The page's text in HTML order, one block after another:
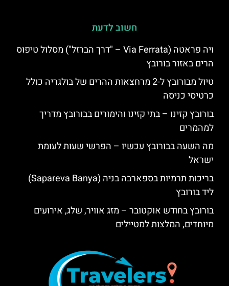
חשוב לדעת
ויה פראטה (Via Ferrata – "דרך הברזל") מסלול טיפוס
הרים באזור בורובץ
טיול מבורובץ ל-2 מרחצאות ההרים של בולגריה כולל
כרטיסי כניסה
בורובץ קזינו – בתי קזינו והימורים בבורובץ מדריך
למהמרים
מה השעה בבורובץ עכשיו – הפרשי שעות לעומת
ישראל
בריכות תרמיות בספארבה בניה (Sapareva Banya)
ליד בורובץ
בורובץ בחודש אוקטובר – מזג אוויר, שלג, אירועים
מיוחדים, המלצות למטיילים